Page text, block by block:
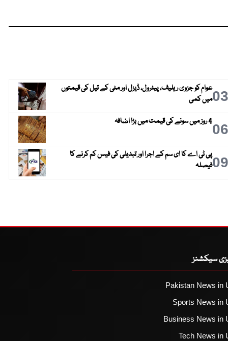
03عوام کو جزوی ریلیف، پیٹرول، ڈیزل اور مٹی کے تیل کی قیمتوں
میں کمی
064 روز میں سونے کی قیمت میں بڑا اضافہ
09پی ٹی اے کا ای سم کے اجرا اور تبدیلی کی فیس کم کرنے کا
فیصلہ
سیکشنز
Pakistan News in
Sports News in
Business News in
Tech News in